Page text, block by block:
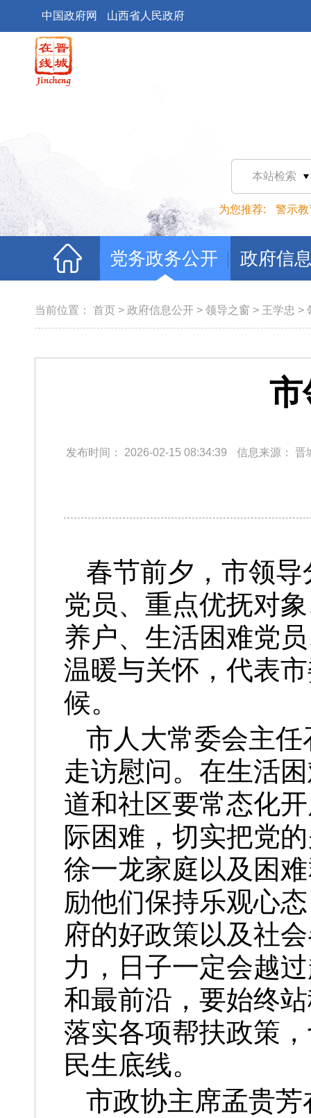
中国政府网 山西省人民政府
本站检索
为您推荐: 警示教
党务政务公开 政府信
当前位置： 首页 > 政府信息公开 > 领导之窗 > 王学忠 >
市
发布时间： 2026-02-15 08:34:39 信息来源： 晋
春节前夕，市领
党员、重点优抚对
养户、生活困难党
温暖与关怀，代表
候。
市人大常委会主
走访慰问。在生活
道和社区要常态化
际困难，切实把党
徐一龙家庭以及困
励他们保持乐观心
府的好政策以及社
力，日子一定会越
和最前沿，要始终
落实各项帮扶政策
民生底线。
市政协主席孟贵